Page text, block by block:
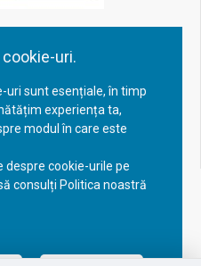
uri.
uri sunt esențiale, în timp
experiența ta,
modul în care este
cookie-urile pe
consulți Politica noastră